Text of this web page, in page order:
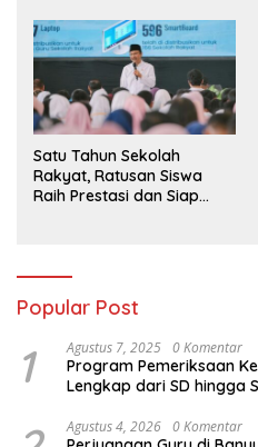
Satu Tahun Sekolah
Rakyat, Ratusan Siswa
Raih Prestasi dan Siap
Popular Post
1 Agustus 7, 2025 0 Komentar
Program Pemeriksaan
Lengkap dari SD hingga
Agustus 4, 2026 0 Komentar